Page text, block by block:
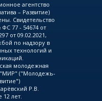
агентство
– Развитие)
Свидетельство
77 - 54674 от
от 09.02.2021,
по надзору в
технологий и
молодежная
"МИР" ("Молодежь-
Р.В.
12 лет.